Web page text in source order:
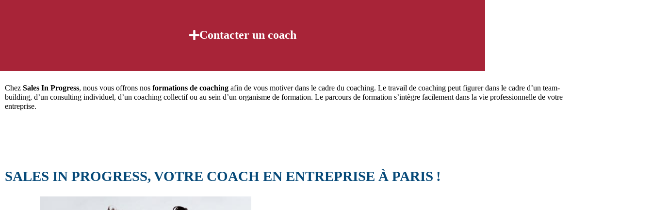
Contacter un coach
Chez Sales In Progress, nous vous offrons nos formations de coaching afin de vous motiver dans le cadre du coaching. Le travail de coaching peut figurer dans le cadre d’un team-
building, d’un consulting individuel, d’un coaching collectif ou au sein d’un organisme de formation. Le parcours de formation s’intègre facilement dans la vie professionnelle de votre
entreprise.
SALES IN PROGRESS, VOTRE COACH EN ENTREPRISE À PARIS !